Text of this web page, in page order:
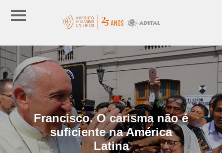
Francisco. O carisma não é
suficiente na América
Latina